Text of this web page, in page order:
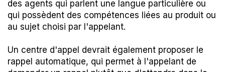
des agents qui parlent une langue particulière ou
qui possèdent des compétences liées au produit ou
au sujet choisi par l'appelant.
Un centre d'appel devrait également proposer le
rappel automatique, qui permet à l'appelant de